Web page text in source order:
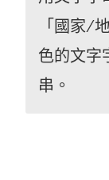
「國家/
色的文字
串。